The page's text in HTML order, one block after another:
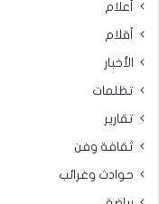
أعلام
أقلام
الأخبار
تظلمات
تقارير
ثقافة وفن
حوادث وغرائب